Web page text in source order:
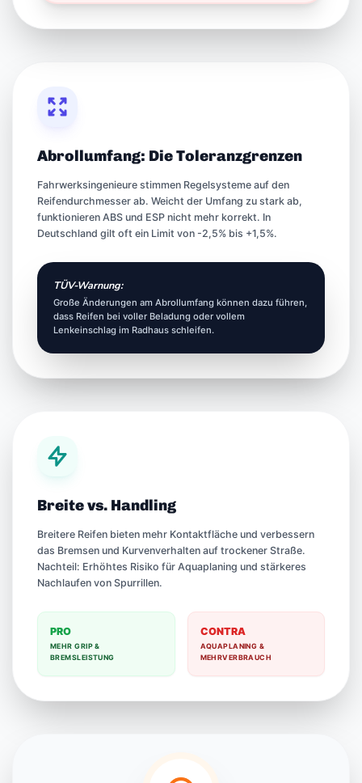
Abrollumfang: Die Toleranzgrenzen
Fahrwerksingenieure stimmen Regelsysteme auf den
Reifendurchmesser ab. Weicht der Umfang zu stark ab,
funktionieren ABS und ESP nicht mehr korrekt. In
Deutschland gilt oft ein Limit von -2,5% bis +1,5%.
TÜV-Warnung:
Große Änderungen am Abrollumfang können dazu führen,
dass Reifen bei voller Beladung oder vollem
Lenkeinschlag im Radhaus schleifen.
Breite vs. Handling
Breitere Reifen bieten mehr Kontaktfläche und verbessern
das Bremsen und Kurvenverhalten auf trockener Straße.
Nachteil: Erhöhtes Risiko für Aquaplaning und stärkeres
Nachlaufen von Spurrillen.
PRO
MEHR GRIP &
BREMSLEISTUNG
CONTRA
AQUAPLANING &
MEHRVERBRAUCH